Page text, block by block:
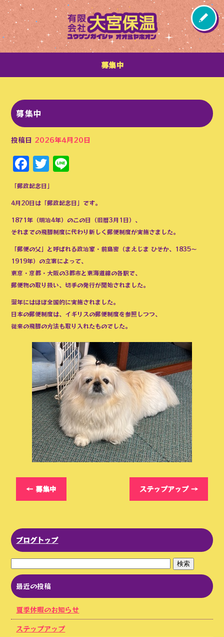
募集中
募集中
投稿日 2026年4月20日
Facebook
Twitter
「郵政記念日」
4月20日は「郵政記念日」です。
1871年（明治4年）のこの日（旧暦3月1日）、
それまでの飛脚制度に代わり新しく郵便制度が実施さました。
「郵便の父」と呼ばれる政治家・前島密（まえじま ひそか、1835～
1919年）の立案によって、
東京・京都・大阪の3都市と東海道線の各駅で、
郵便物の取り扱い、切手の発行が開始されました。
翌年にはほぼ全国的に実施されました。
日本の郵便制度は、イギリスの郵便制度を参照しつつ、
従来の飛脚の方法も取り入れたものでした。
← 募集中 ステップアップ →
ブログトップ
最近の投稿
夏季休暇のお知らせ
ステップアップ